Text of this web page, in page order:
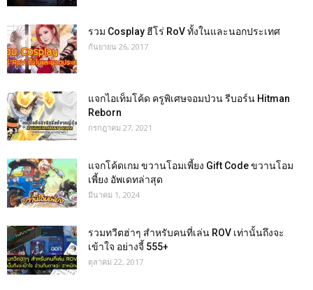
รวม Cosplay ฮีโร่ RoV ทั้งในและนอกประเทศ
กันยายน 26, 2017
แจกไอเท็มโค้ด ครูพิเศษจอมป่วน รีบอร์น Hitman
Reborn
กรกฎาคม 27, 2021
แจกโค้ดเกม ขวานโอมเพี้ยง Gift Code ขวานโอม
เพี้ยง อัพเดทล่าสุด
มีนาคม 1, 2024
รวมทวีตฮ่าๆ สำหรับคนที่เล่น ROV เท่านั้นถึงจะ
เข้าใจ อย่างจี้ 555+
ตุลาคม 22, 2017